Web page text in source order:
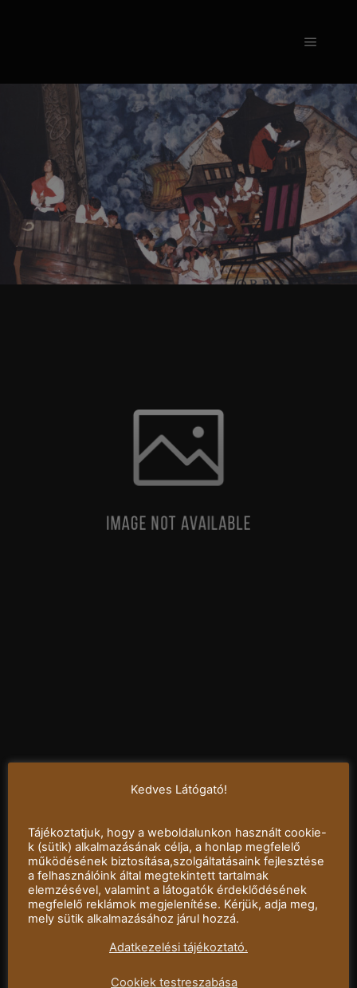
Kedves Látógató!
Tájékoztatjuk, hogy a weboldalunkon használt cookie-
k (sütik) alkalmazásának célja, a honlap megfelelő
működésének biztosítása,szolgáltatásaink fejlesztése
a felhasználóink által megtekintett tartalmak
elemzésével, valamint a látogatók érdeklődésének
megfelelő reklámok megjelenítése. Kérjük, adja meg,
mely sütik alkalmazásához járul hozzá.
Adatkezelési tájékoztató.
Cookiek testreszabása